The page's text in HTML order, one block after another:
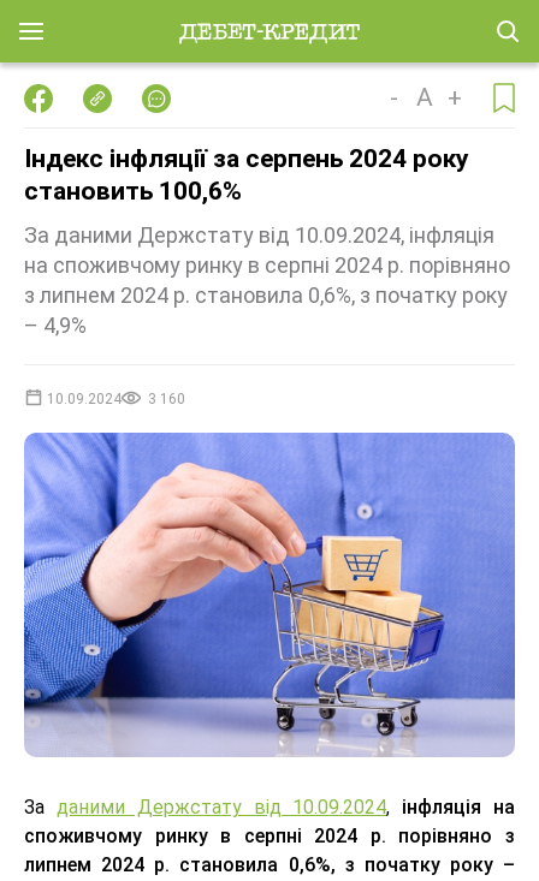
- A +
Індекс інфляції за серпень 2024 року
становить 100,6%
За даними Держстату від 10.09.2024, інфляція
на споживчому ринку в серпні 2024 р. порівняно
з липнем 2024 р. становила 0,6%, з початку року
– 4,9%
10.09.2024 3 160
За даними Держстату від 10.09.2024, інфляція на
споживчому ринку в серпні 2024 р. порівняно з
липнем 2024 р. становила 0,6%, з початку року –